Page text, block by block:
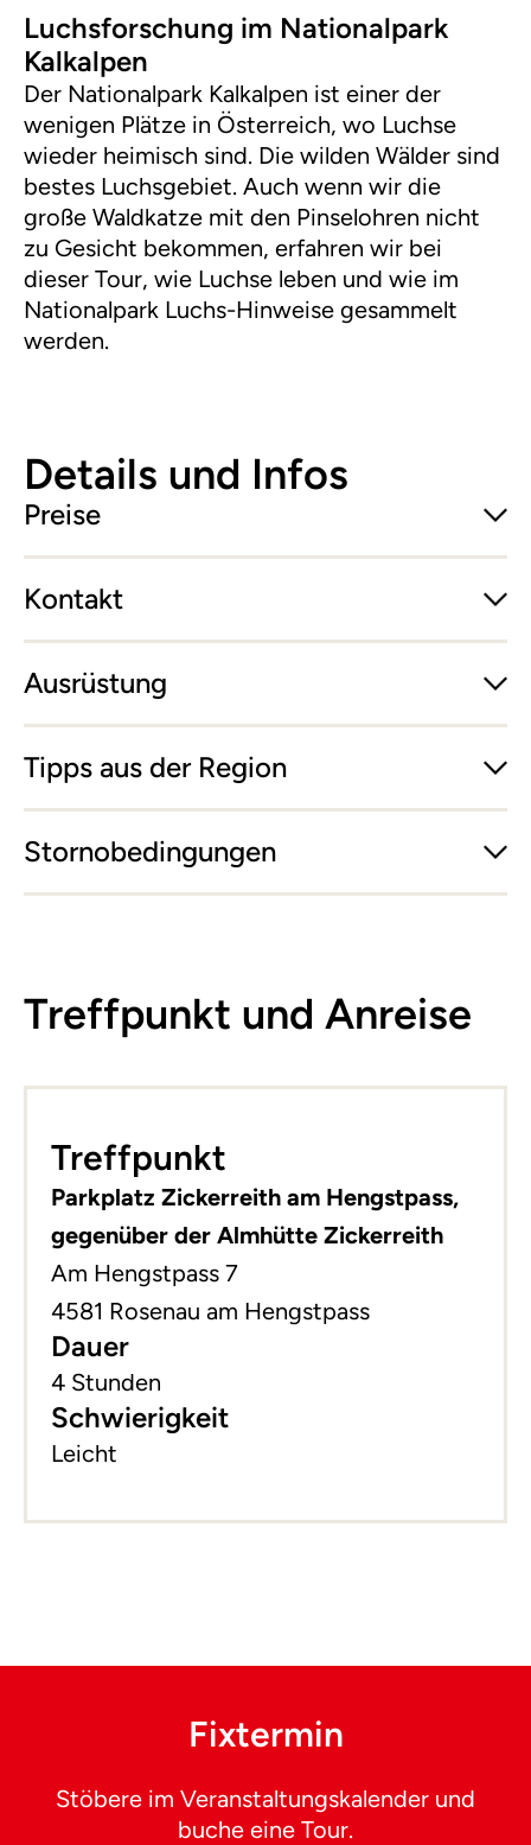
Luchsforschung im Nationalpark
Kalkalpen
Der Nationalpark Kalkalpen ist einer der
wenigen Plätze in Österreich, wo Luchse
wieder heimisch sind. Die wilden Wälder sind
bestes Luchsgebiet. Auch wenn wir die
große Waldkatze mit den Pinselohren nicht
zu Gesicht bekommen, erfahren wir bei
dieser Tour, wie Luchse leben und wie im
Nationalpark Luchs-Hinweise gesammelt
werden.
Details und Infos
Preise
Kontakt
Ausrüstung
Tipps aus der Region
Stornobedingungen
Treffpunkt und Anreise
−
Treffpunkt
Parkplatz Zickerreith am Hengstpass,
gegenüber der Almhütte Zickerreith
Am Hengstpass 7
4581 Rosenau am Hengstpass
Dauer
4 Stunden
Schwierigkeit
Leicht
Fixtermin
Stöbere im Veranstaltungskalender und
buche eine Tour.